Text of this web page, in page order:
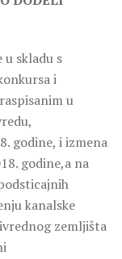
skladu s
i
u
godine, i izmena
godine,a na
kanalske
zemljišta